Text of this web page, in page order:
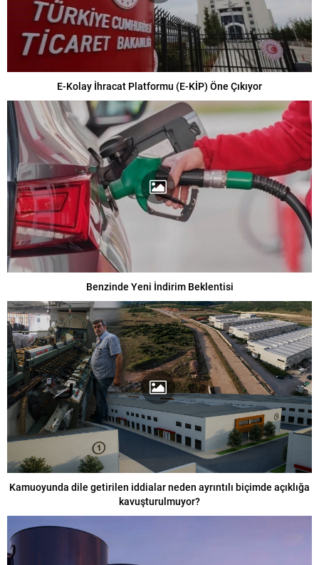
E-Kolay İhracat Platformu (E-KİP) Öne Çıkıyor
Benzinde Yeni İndirim Beklentisi
Kamuoyunda dile getirilen iddialar neden ayrıntılı biçimde açıklığa
kavuşturulmuyor?